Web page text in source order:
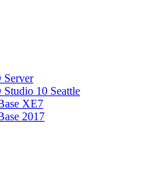
Server
10 Seattle
XE7
2017